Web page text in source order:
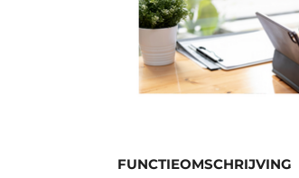
FUNCTIEOMSCHRIJVING